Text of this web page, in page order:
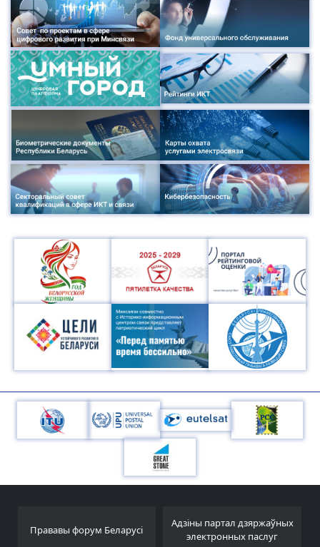
Адзіны партал дзяржаўных
электронных паслуг
Беларускае
агенцтва